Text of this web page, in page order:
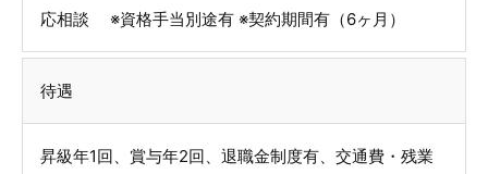
応相談 ※資格手当別途有 ※契約期間有（6ヶ月）
待遇
昇級年1回、賞与年2回、退職金制度有、交通費・残業